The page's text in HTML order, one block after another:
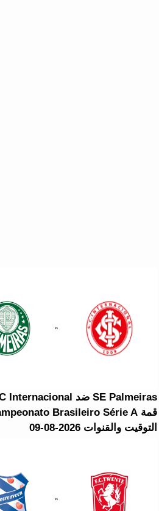
التوقيت والقنوات 2026-08-09